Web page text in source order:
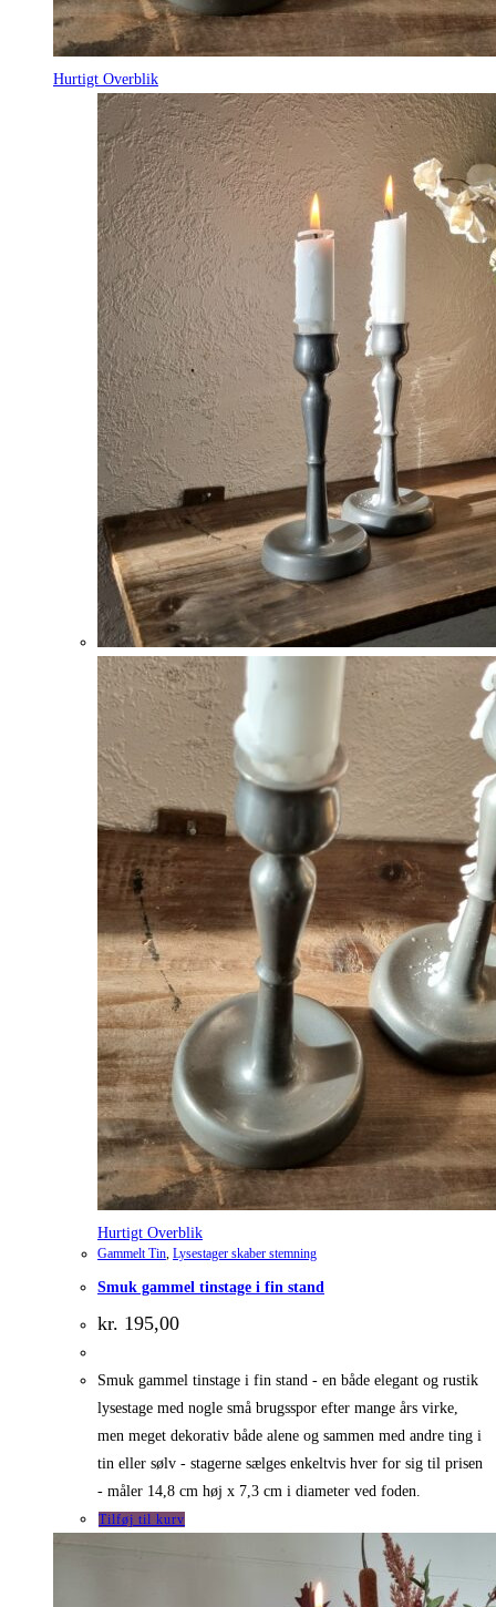
Hurtigt Overblik
Hurtigt Overblik
Gammelt Tin, Lysestager skaber stemning
Smuk gammel tinstage i fin stand
kr. 195,00
Smuk gammel tinstage i fin stand - en både elegant og rustik
lysestage med nogle små brugsspor efter mange års virke,
men meget dekorativ både alene og sammen med andre ting i
tin eller sølv - stagerne sælges enkeltvis hver for sig til prisen
- måler 14,8 cm høj x 7,3 cm i diameter ved foden.
Tilføj til kurv